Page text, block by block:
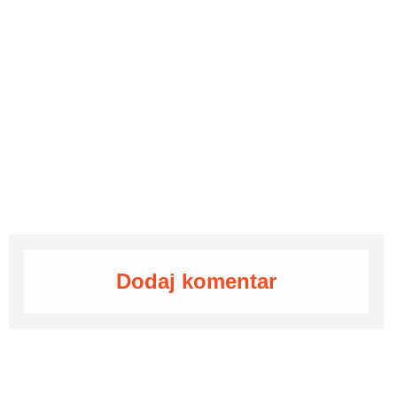
Dodaj komentar